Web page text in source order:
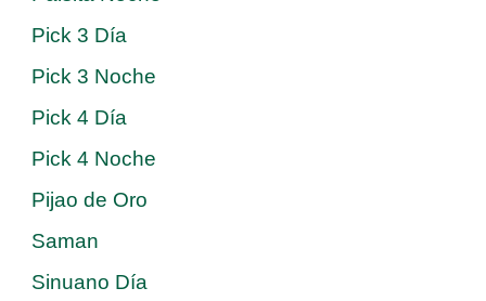
Pick 3 Día
Pick 3 Noche
Pick 4 Día
Pick 4 Noche
Pijao de Oro
Saman
Sinuano Día